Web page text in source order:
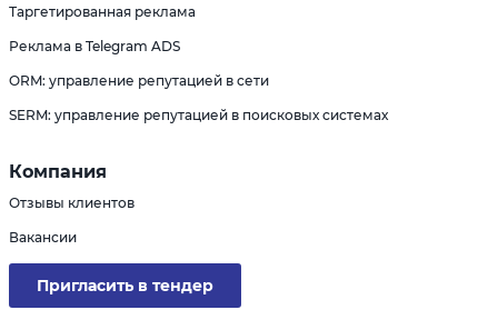
Таргетированная реклама
Реклама в Telegram ADS
ORM: управление репутацией в сети
SERM: управление репутацией в поисковых системах
Компания
Отзывы клиентов
Вакансии
Пригласить в тендер